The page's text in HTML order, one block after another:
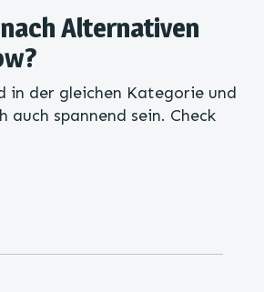
Alternativen
in der gleichen Kategorie und
auch spannend sein. Check